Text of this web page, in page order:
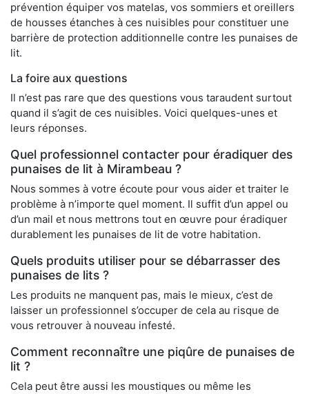
prévention équiper vos matelas, vos sommiers et oreillers
de housses étanches à ces nuisibles pour constituer une
barrière de protection additionnelle contre les punaises de
lit.
La foire aux questions
Il n’est pas rare que des questions vous taraudent surtout
quand il s’agit de ces nuisibles. Voici quelques-unes et
leurs réponses.
Quel professionnel contacter pour éradiquer des
punaises de lit à Mirambeau ?
Nous sommes à votre écoute pour vous aider et traiter le
problème à n’importe quel moment. Il suffit d’un appel ou
d’un mail et nous mettrons tout en œuvre pour éradiquer
durablement les punaises de lit de votre habitation.
Quels produits utiliser pour se débarrasser des
punaises de lits ?
Les produits ne manquent pas, mais le mieux, c’est de
laisser un professionnel s’occuper de cela au risque de
vous retrouver à nouveau infesté.
Comment reconnaître une piqûre de punaises de
lit ?
Cela peut être aussi les moustiques ou même les